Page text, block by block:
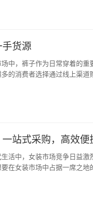
货源
中，裤子作为日常穿着的
的消费者选择通过线上渠
站式采购，高效便
活中，女装市场竞争日益
在女装市场中占据一席之